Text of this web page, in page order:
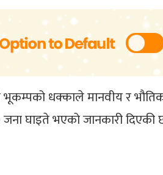
धक्काले मानवीय र
घाइते भएको जानकारी